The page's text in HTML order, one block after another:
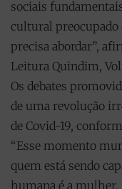
sociais
cultural preocupado
precisa abordar”,
Leitura Quindim,
Os debates
de uma revolução
de Covid-19,
“Esse momento
quem está sendo
humana é a mulher.